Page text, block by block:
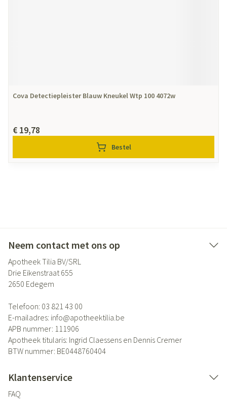
Cova Detectiepleister Blauw Kneukel Wtp 100 4072w
€ 19,78
Bestel
Neem contact met ons op
Apotheek Tilia BV/SRL
Drie Eikenstraat 655
2650 Edegem
Telefoon: 03 821 43 00
E-mailadres: info@apotheektilia.be
APB nummer: 111906
Apotheek titularis: Ingrid Claessens en Dennis Cremer
BTW nummer: BE0448760404
Klantenservice
FAQ